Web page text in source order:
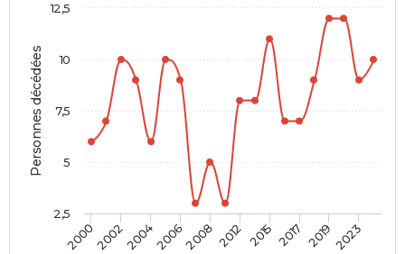
Personnes décédées
20002002200420062008 2012 2015 2017 20192023
2,5
5
7,5
10
12,5